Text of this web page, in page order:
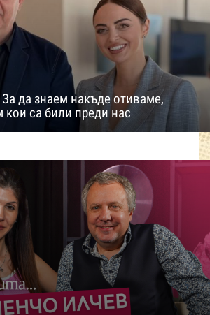
да знаем накъде отиваме,
са били преди нас